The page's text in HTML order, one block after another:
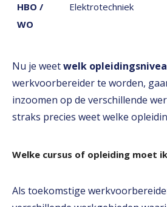
HBO /
WO
Elektrotechniek
Nu je weetwelk
werkvoorbereider te worden,
inzoomen op de verschillende
straks precies weet welke
Welke cursus of opleiding moet
Als toekomstige